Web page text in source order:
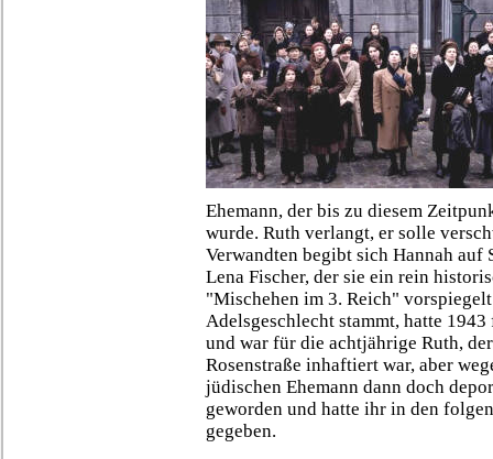
Ehemann, der bis zu diesem
wurde. Ruth verlangt, er solle
Verwandten begibt sich Hannah
Lena Fischer, der sie ein rein
"Mischehen im 3. Reich"
Adelsgeschlecht stammt, hatte
und war für die achtjährige Ruth,
Rosenstraße inhaftiert war, aber
jüdischen Ehemann dann doch
geworden und hatte ihr in den
gegeben.